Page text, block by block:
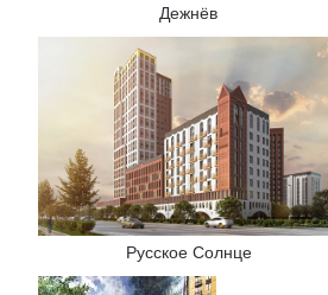
Дежнёв
Русское Солнце